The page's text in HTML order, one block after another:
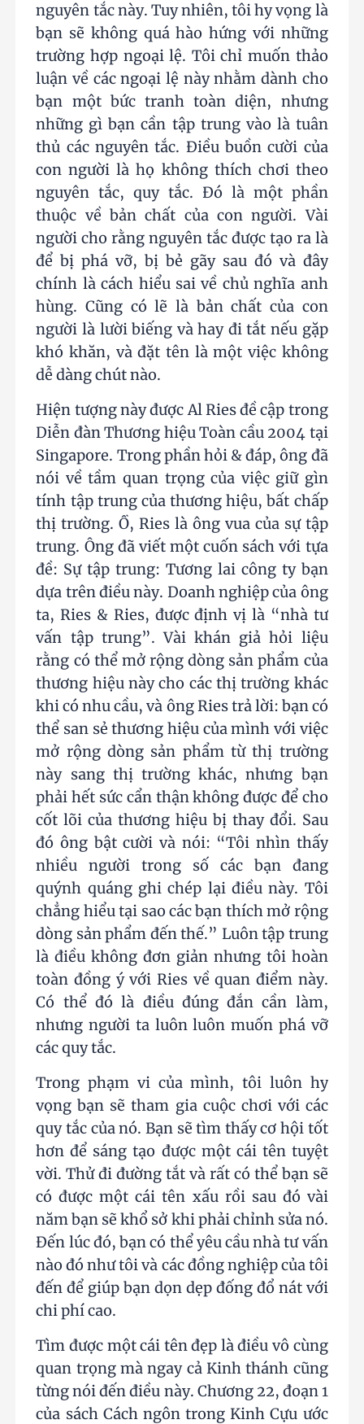
nguyên tắc này. Tuy nhiên, tôi hy vọng là
bạn sẽ không quá hào hứng với những
trường hợp ngoại lệ. Tôi chỉ muốn thảo
luận về các ngoại lệ này nhằm dành cho
bạn một bức tranh toàn diện, nhưng
những gì bạn cần tập trung vào là tuân
thủ các nguyên tắc. Điều buồn cười của
con người là họ không thích chơi theo
nguyên tắc, quy tắc. Đó là một phần
thuộc về bản chất của con người. Vài
người cho rằng nguyên tắc được tạo ra là
để bị phá vỡ, bị bẻ gãy sau đó và đây
chính là cách hiểu sai về chủ nghĩa anh
hùng. Cũng có lẽ là bản chất của con
người là lười biếng và hay đi tắt nếu gặp
khó khăn, và đặt tên là một việc không
dễ dàng chút nào.
Hiện tượng này được Al Ries đề cập trong
Diễn đàn Thương hiệu Toàn cầu 2004 tại
Singapore. Trong phần hỏi & đáp, ông đã
nói về tầm quan trọng của việc giữ gìn
tính tập trung của thương hiệu, bất chấp
thị trường. Ồ, Ries là ông vua của sự tập
trung. Ông đã viết một cuốn sách với tựa
đề: Sự tập trung: Tương lai công ty bạn
dựa trên điều này. Doanh nghiệp của ông
ta, Ries & Ries, được định vị là “nhà tư
vấn tập trung”. Vài khán giả hỏi liệu
rằng có thể mở rộng dòng sản phẩm của
thương hiệu này cho các thị trường khác
khi có nhu cầu, và ông Ries trả lời: bạn có
thể san sẻ thương hiệu của mình với việc
mở rộng dòng sản phẩm từ thị trường
này sang thị trường khác, nhưng bạn
phải hết sức cẩn thận không được để cho
cốt lõi của thương hiệu bị thay đổi. Sau
đó ông bật cười và nói: “Tôi nhìn thấy
nhiều người trong số các bạn đang
quýnh quáng ghi chép lại điều này. Tôi
chẳng hiểu tại sao các bạn thích mở rộng
dòng sản phẩm đến thế.” Luôn tập trung
là điều không đơn giản nhưng tôi hoàn
toàn đồng ý với Ries về quan điểm này.
Có thể đó là điều đúng đắn cần làm,
nhưng người ta luôn luôn muốn phá vỡ
các quy tắc.
Trong phạm vi của mình, tôi luôn hy
vọng bạn sẽ tham gia cuộc chơi với các
quy tắc của nó. Bạn sẽ tìm thấy cơ hội tốt
hơn để sáng tạo được một cái tên tuyệt
vời. Thử đi đường tắt và rất có thể bạn sẽ
có được một cái tên xấu rồi sau đó vài
năm bạn sẽ khổ sở khi phải chỉnh sửa nó.
Đến lúc đó, bạn có thể yêu cầu nhà tư vấn
nào đó như tôi và các đồng nghiệp của tôi
đến để giúp bạn dọn dẹp đống đổ nát với
chi phí cao.
Tìm được một cái tên đẹp là điều vô cùng
quan trọng mà ngay cả Kinh thánh cũng
từng nói đến điều này. Chương 22, đoạn 1
của sách Cách ngôn trong Kinh Cựu ước